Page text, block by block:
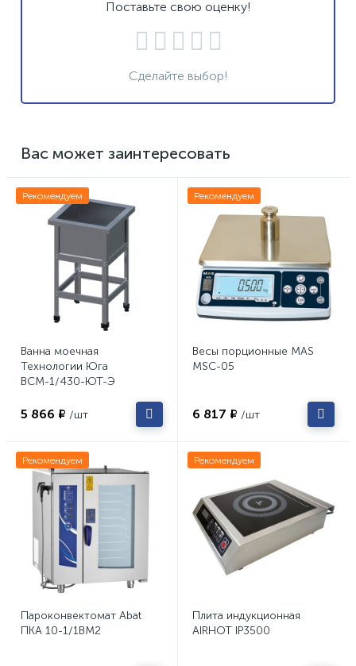
Поставьте свою оценку!
Сделайте выбор!
Вас может заинтересовать
Рекомендуем
Ванна моечная
Технологии Юга
ВСМ-1/430-ЮТ-Э
5 866 ₽ /шт
Рекомендуем
Весы порционные MAS
MSC-05
6 817 ₽ /шт
Рекомендуем
Пароконвектомат Abat
ПКА 10-1/1ВМ2
Рекомендуем
Плита индукционная
AIRHOT IP3500